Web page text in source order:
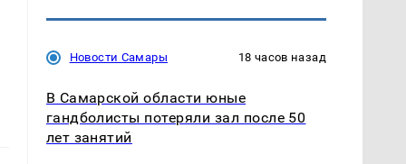
Новости Самары 18 часов назад
В Самарской области юные
гандболисты потеряли зал после 50
лет занятий